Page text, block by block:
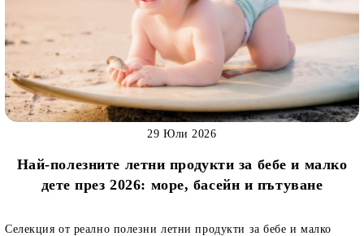
Най-полезните летни продукти за бебе и малко
дете през 2026: море, басейн и пътуване
29 Юли 2026
Селекция от реално полезни летни продукти за бебе и малко